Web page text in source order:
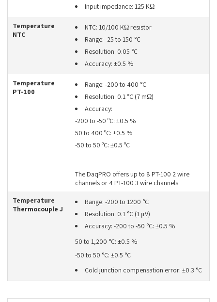
Input impedance: 125 KΩ
Temperature
NTC
NTC: 10/100 KΩ resistor
Range: -25 to 150 °C
Resolution: 0.05 °C
Accuracy: ±0.5 %
Temperature
PT-100
Range: -200 to 400 °C
Resolution: 0.1 °C (7 mΩ)
Accuracy:
-200 to -50 ºC: ±0.5 %
50 to 400 ºC: ±0.5 %
-50 to 50 ºC: ±0.5 ºC
The DaqPRO offers up to 8 PT-100 2 wire
channels or 4 PT-100 3 wire channels
Temperature
Thermocouple J
Range: -200 to 1200 °C
Resolution: 0.1 °C (1 μV)
Accuracy: -200 to -50 °C: ±0.5 %
50 to 1,200 °C: ±0.5 %
-50 to 50 °C: ±0.5 °C
Cold junction compensation error: ±0.3 °C